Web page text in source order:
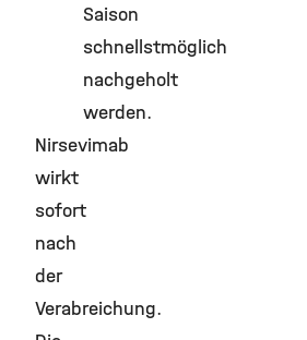
Saison
schnellstmöglich
nachgeholt
werden.
Nirsevimab
wirkt
sofort
nach
der
Verabreichung.